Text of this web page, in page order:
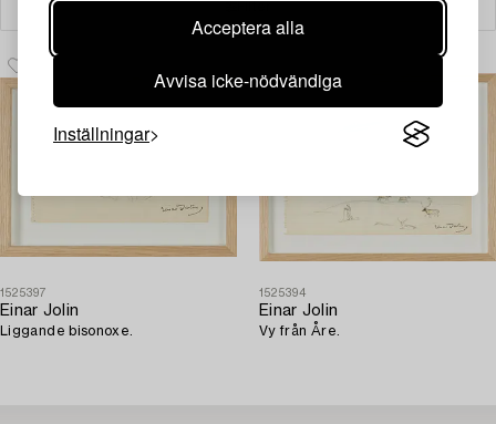
Acceptera alla
Avvisa icke-nödvändiga
Inställningar
1525397
Einar Jolin
Liggande bisonoxe.
1525394
Einar Jolin
Vy från Åre.